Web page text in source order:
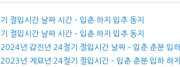
절입시간 날짜 시간 – 입춘 하지 입추 동지
절입시간 날짜 시간 – 입춘 하지 입추 동지
년 갑진년 24절기 절입시간 날짜 – 입춘 춘분 입
년 계묘년 24절기 절입시간 – 입춘 춘분 입하 하